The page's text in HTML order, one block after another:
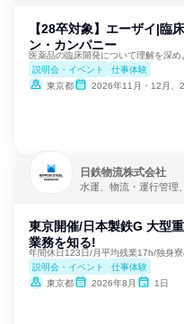
【28卒対象】エーザイ|
ン・カンパニー
医薬品の臨床開発について理解を深め
説明会・イベント
仕事体験
東京都
2026年11月・12月、
日鉄物流株式会社
水運、物流・運行管理
東京開催/日本製鉄G 大型
業務を知る!
年間休日123日/月平均残業17h/独身
説明会・イベント
仕事体験
東京都
2026年8月 1日